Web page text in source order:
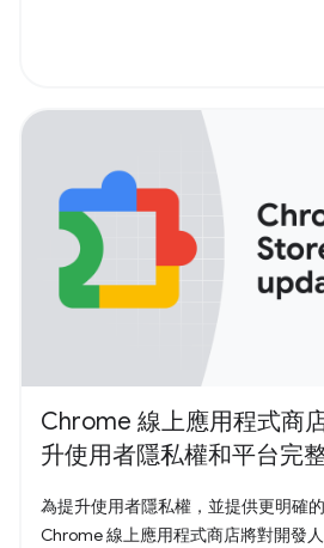
Chrome 線上應用程式商
升使用者隱私權和平台完
為提升使用者隱私權，並提供更明確
Chrome 線上應用程式商店將對開發